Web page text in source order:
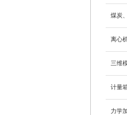
煤炭
离心
三维
计量
力学